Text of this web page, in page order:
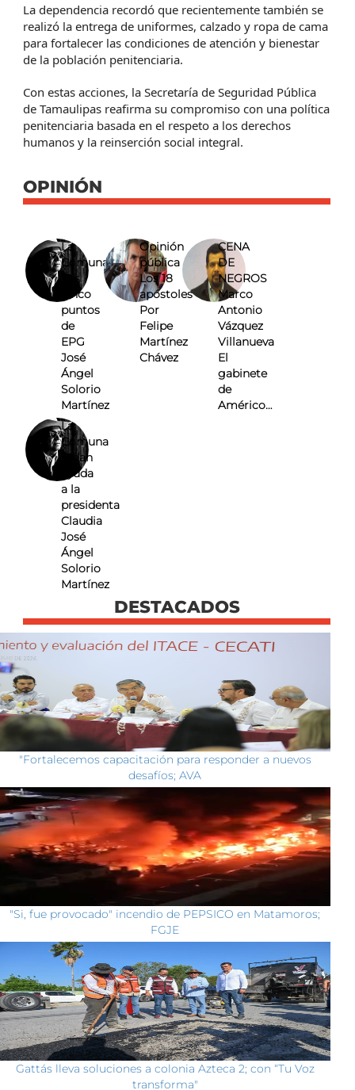
La dependencia recordó que recientemente también se
realizó la entrega de uniformes, calzado y ropa de cama
para fortalecer las condiciones de atención y bienestar
de la población penitenciaria.
Con estas acciones, la Secretaría de Seguridad Pública
de Tamaulipas reafirma su compromiso con una política
penitenciaria basada en el respeto a los derechos
humanos y la reinserción social integral.
OPINIÓN
La
Comuna
Los
cinco
puntos
de
EPG
José
Ángel
Solorio
Martínez
Opinión
pública
Los 18
apóstoles
Por
Felipe
Martínez
Chávez
CENA
DE
NEGROS
Marco
Antonio
Vázquez
Villanueva
El
gabinete
de
Américo…
La
Comuna
Pidan
ayuda
a la
presidenta
Claudia
José
Ángel
Solorio
Martínez
DESTACADOS
"Fortalecemos capacitación para responder a nuevos
desafíos; AVA
"Si, fue provocado" incendio de PEPSICO en Matamoros;
FGJE
Gattás lleva soluciones a colonia Azteca 2; con “Tu Voz
transforma"